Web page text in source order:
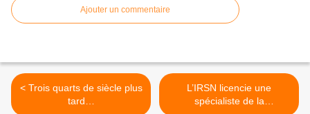
Ajouter un commentaire
< Trois quarts de siècle plus
tard…
L’IRSN licencie une
spécialiste de la